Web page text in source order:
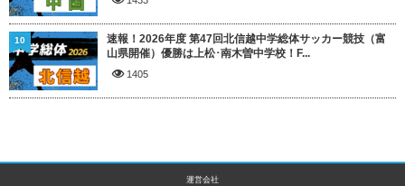
速報！2026年度 第47回北信越中学総体サッカー競技（富
山県開催）優勝は上松･南木曽中学校！F...
1405
10
運営会社